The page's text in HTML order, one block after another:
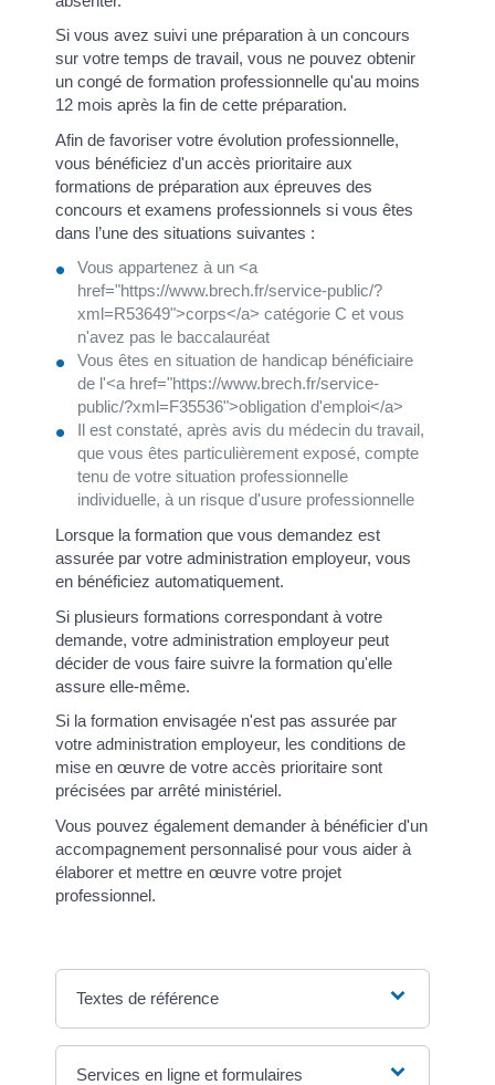
Si vous avez suivi une préparation à un concours
sur votre temps de travail, vous ne pouvez obtenir
un congé de formation professionnelle qu'au moins
12 mois après la fin de cette préparation.
Afin de favoriser votre évolution professionnelle,
vous bénéficiez d'un accès prioritaire aux
formations de préparation aux épreuves des
concours et examens professionnels si vous êtes
dans l’une des situations suivantes :
Vous appartenez à un <a
href="https://www.brech.fr/service-public/?
xml=R53649">corps</a> catégorie C et vous
n'avez pas le baccalauréat
Vous êtes en situation de handicap bénéficiaire
de l'<a href="https://www.brech.fr/service-
public/?xml=F35536">obligation d'emploi</a>
Il est constaté, après avis du médecin du travail,
que vous êtes particulièrement exposé, compte
tenu de votre situation professionnelle
individuelle, à un risque d'usure professionnelle
Lorsque la formation que vous demandez est
assurée par votre administration employeur, vous
en bénéficiez automatiquement.
Si plusieurs formations correspondant à votre
demande, votre administration employeur peut
décider de vous faire suivre la formation qu'elle
assure elle-même.
Si la formation envisagée n'est pas assurée par
votre administration employeur, les conditions de
mise en œuvre de votre accès prioritaire sont
précisées par arrêté ministériel.
Vous pouvez également demander à bénéficier d'un
accompagnement personnalisé pour vous aider à
élaborer et mettre en œuvre votre projet
professionnel.
Textes de référence
Services en ligne et formulaires